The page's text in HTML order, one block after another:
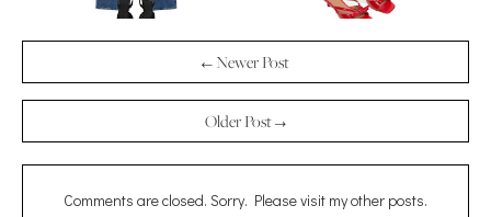
← Newer Post
Older Post →
Comments are closed. Sorry. Please visit my other posts.